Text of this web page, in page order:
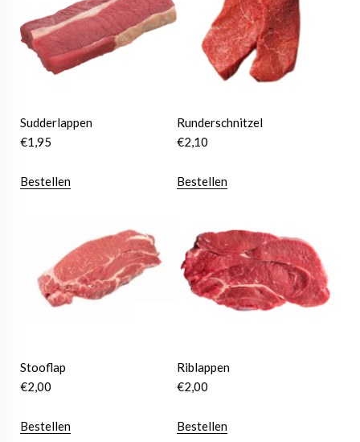
Sudderlappen
€1,95
Bestellen
Runderschnitzel
€2,10
Bestellen
Stooflap
€2,00
Bestellen
Riblappen
€2,00
Bestellen